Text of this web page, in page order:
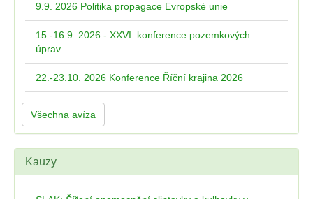
9.9. 2026 Politika propagace Evropské unie
15.-16.9. 2026 - XXVI. konference pozemkových
úprav
22.-23.10. 2026 Konference Říční krajina 2026
Všechna avíza
Kauzy